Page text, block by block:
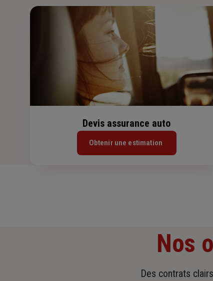
Devis assurance auto
Obtenir une estimation
Nos
Des contrats